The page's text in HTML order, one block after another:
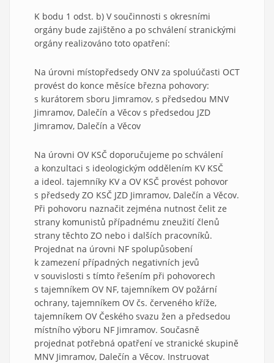
K bodu 1 odst. b) V součinnosti s okresními
orgány bude zajištěno a po schválení stranickými
orgány realizováno toto opatření:
Na úrovni místopředsedy ONV za spoluúčasti OCT
provést do konce měsíce března pohovory:
s kurátorem sboru Jimramov, s předsedou MNV
Jimramov, Dalečín a Věcov s předsedou JZD
Jimramov, Dalečín a Věcov
Na úrovni OV KSČ doporučujeme po schválení
a konzultaci s ideologickým oddělením KV KSČ
a ideol. tajemníky KV a OV KSČ provést pohovor
s předsedy ZO KSČ JZD Jimramov, Dalečín a Věcov.
Při pohovoru naznačit zejména nutnost čelit ze
strany komunistů případnému zneužití členů
strany těchto ZO nebo i dalších pracovníků.
Projednat na úrovni NF spolupůsobení
k zamezení případných negativních jevů
v souvislosti s tímto řešením při pohovorech
s tajemníkem OV NF, tajemníkem OV požární
ochrany, tajemníkem OV čs. červeného kříže,
tajemníkem OV Českého svazu žen a předsedou
místního výboru NF Jimramov. Současně
projednat potřebná opatření ve stranické skupině
MNV Jimramov, Dalečín a Věcov. Instruovat